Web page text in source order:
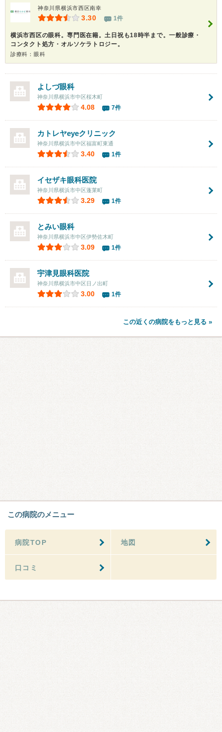
神奈川県横浜市西区南幸
3.30 1件
横浜市西区の眼科。専門医在籍。土日祝も18時半まで。一般診療・
コンタクト処方・オルソケラトロジー。
診療科：眼科
よしづ眼科
神奈川県横浜市中区桜木町
4.08 7件
カトレヤeyeクリニック
神奈川県横浜市中区福富町東通
3.40 1件
イセザキ眼科医院
神奈川県横浜市中区蓬莱町
3.29 1件
とみい眼科
神奈川県横浜市中区伊勢佐木町
3.09 1件
宇津見眼科医院
神奈川県横浜市中区日ノ出町
3.00 1件
この近くの病院をもっと見る »
この病院のメニュー
病院TOP 地図
口コミ